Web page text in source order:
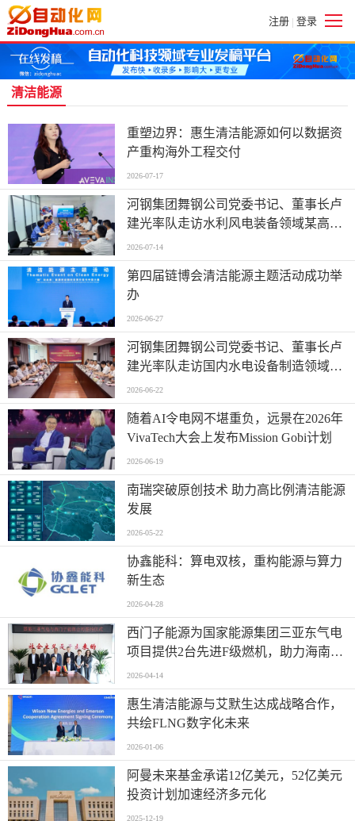
注册 | 登录
清洁能源
重塑边界：惠生清洁能源如何以数据资
产重构海外工程交付
2026-07-17
河钢集团舞钢公司党委书记、董事长卢
建光率队走访水利风电装备领域某高端
客户
2026-07-14
第四届链博会清洁能源主题活动成功举
办
2026-06-27
河钢集团舞钢公司党委书记、董事长卢
建光率队走访国内水电设备制造领域某
重点客户
2026-06-22
随着AI令电网不堪重负，远景在2026年
VivaTech大会上发布Mission Gobi计划
2026-06-19
南瑞突破原创技术 助力高比例清洁能源
发展
2026-05-22
协鑫能科：算电双核，重构能源与算力
新生态
2026-04-28
西门子能源为国家能源集团三亚东气电
项目提供2台先进F级燃机，助力海南自
贸港清洁能源发展
2026-04-14
惠生清洁能源与艾默生达成战略合作，
共绘FLNG数字化未来
2026-01-06
阿曼未来基金承诺12亿美元，52亿美元
投资计划加速经济多元化
2025-12-19